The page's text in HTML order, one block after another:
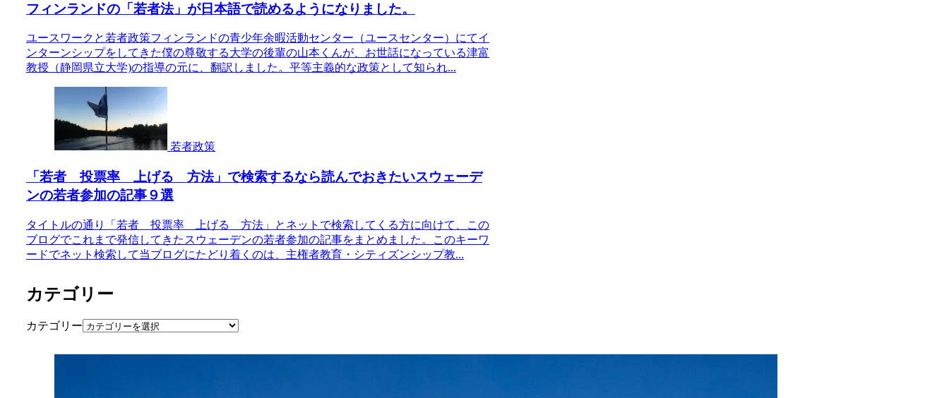
フィンランドの「若者法」が日本語で読めるようになりました。
ユースワークと若者政策フィンランドの青少年余暇活動センター（ユースセンター）にてイ
ンターンシップをしてきた僕の尊敬する大学の後輩の山本くんが、お世話になっている津富
教授（静岡県立大学)の指導の元に、翻訳しました。平等主義的な政策として知られ...
若者政策
「若者 投票率 上げる 方法」で検索するなら読んでおきたいスウェーデ
ンの若者参加の記事９選
タイトルの通り「若者 投票率 上げる 方法」とネットで検索してくる方に向けて、この
ブログでこれまで発信してきたスウェーデンの若者参加の記事をまとめました。このキーワ
ードでネット検索して当ブログにたどり着くのは、主権者教育・シティズンシップ教...
カテゴリー
カテゴリー